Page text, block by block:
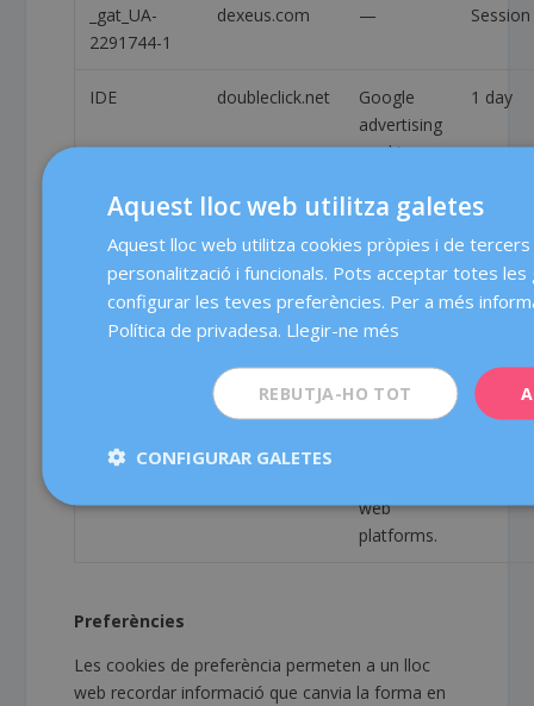
_gat_UA-
2291744-1
dexeus.com — Session
IDE doubleclick.net
Google
advertising
cookie
user
tracking
and ad
targeting
purposes.
1 day
doubleclick.net
A generic
test
cookie set
web
platforms.
Session
Preferències
Les cookies de preferència permeten a un lloc
web recordar informació que canvia la forma en
Aquest lloc web utilitza galetes
Aquest lloc web utilitza cookies pròpies i de
personalització i funcionals. Pots acceptar totes
configurar les teves preferències. Per a més
Política de privadesa. Llegir-ne més
REBUTJA-HO TOT
CONFIGURAR GALETES